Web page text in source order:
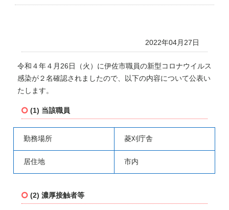
2022年04月27日
令和４年４月26日（火）に伊佐市職員の新型コロナウイルス
感染が２名確認されましたので、以下の内容について公表い
たします。
(1) 当該職員
勤務場所 菱刈庁舎
居住地 市内
(2) 濃厚接触者等